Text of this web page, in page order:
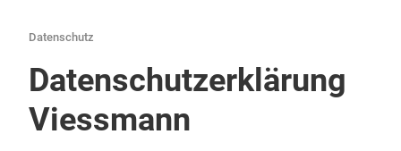
Datenschutz
Datenschutzerklärung
Viessmann